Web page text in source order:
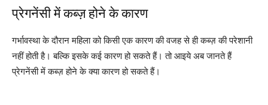
प्रेगनेंसी में कब्ज़ होने के कारण
गर्भावस्था के दौरान महिला को किसी एक कारण की वजह से ही कब्ज़ की परेशानी
नहीं होती है। बल्कि इसके कई कारण हो सकते हैं। तो आइये अब जानते हैं
प्रेगनेंसी में कब्ज़ होने के क्या कारण हो सकते हैं।